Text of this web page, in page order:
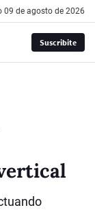
09 de agosto de 2026
Suscribite